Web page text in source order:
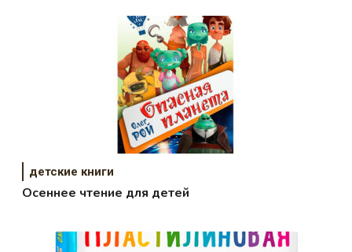
детские книги
Осеннее чтение для детей